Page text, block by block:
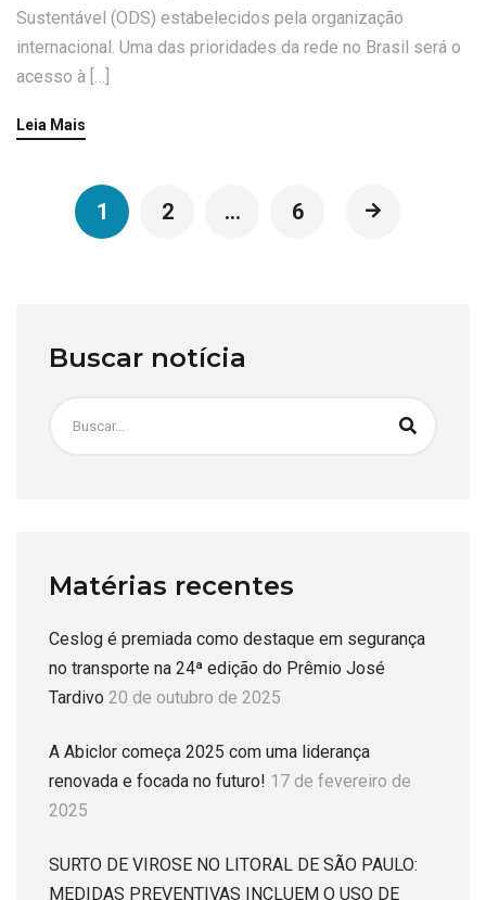
Sustentável (ODS) estabelecidos pela organização
internacional. Uma das prioridades da rede no Brasil será o
acesso à […]
Leia Mais
1 2 … 6
Buscar notícia
Matérias recentes
Ceslog é premiada como destaque em segurança
no transporte na 24ª edição do Prêmio José
Tardivo 20 de outubro de 2025
A Abiclor começa 2025 com uma liderança
renovada e focada no futuro! 17 de fevereiro de
2025
SURTO DE VIROSE NO LITORAL DE SÃO PAULO:
MEDIDAS PREVENTIVAS INCLUEM O USO DE